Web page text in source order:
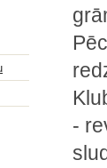
-